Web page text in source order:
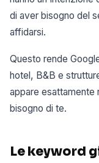
di aver bisogno del
affidarsi.
Questo rende
hotel, B&B e
appare esattamente
bisogno di te.
Le keyword